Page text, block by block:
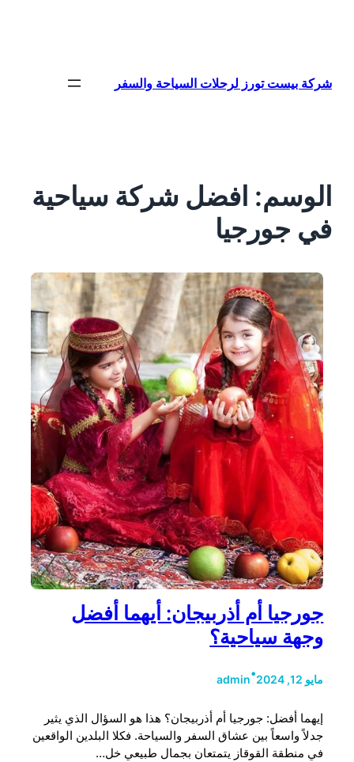
شركة بيست تورز لرحلات السياحة والسفر
الوسم: افضل شركة سياحية
في جورجيا
جورجيا أم أذربيجان: أيهما أفضل
وجهة سياحية؟
مايو 12, 2024 •
admin
إيهما أفضل: جورجيا أم أذربيجان؟ هذا هو السؤال الذي يثير
جدلاً واسعاً بين عشاق السفر والسياحة. فكلا البلدين الواقعين
في منطقة القوقاز يتمتعان بجمال طبيعي خل…